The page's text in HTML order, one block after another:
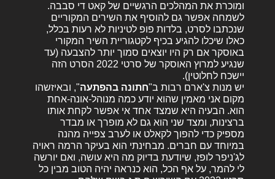
ומוכרת את המהלכים הרגשיים של קאט די סבבה.
לשמחה אפשר גם להוסיף את השירים המקוריים
שנכתבו לסרט, בלדות פופ לטיניות לא רעות בכלל,
כאלו שיכלו להגיע בכיף לקטגוריית השיר המקורי
באוסקר אם רק היו יוצאים סמוך יותר להצבעה (עד
שנגיע למרוץ האוסקר של סרטי 2022 הסרט הזה
יישכח לחלוטין).
יש מנות צ'ארם רבות ב"חתונה בהפתעה", ובאיזשהו
מקום אני מאמין שהוא יודע כמה מנוהל-אונה-אחת
הוא. הבעיה היא שמצד אחד אי אפשר לקחת אותו
ברצינות, ומצד שני הוא גם לא מופרך או מבדר
מספיק כדי להפוך לקאלט או לערב צפייה מהנה
במיוחד עם חברים. מבחינתי הוא בעיקר הרמה ראויה
לג'ניפר לופז, שיודעת בדיוק מה היא עושה, ואם יורשה
לי להמר, על אף הכל, הוא כנראה יהיה הטוב מבין כל